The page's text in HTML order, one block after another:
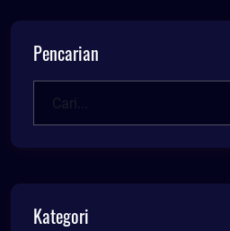
Pencarian
Kategori